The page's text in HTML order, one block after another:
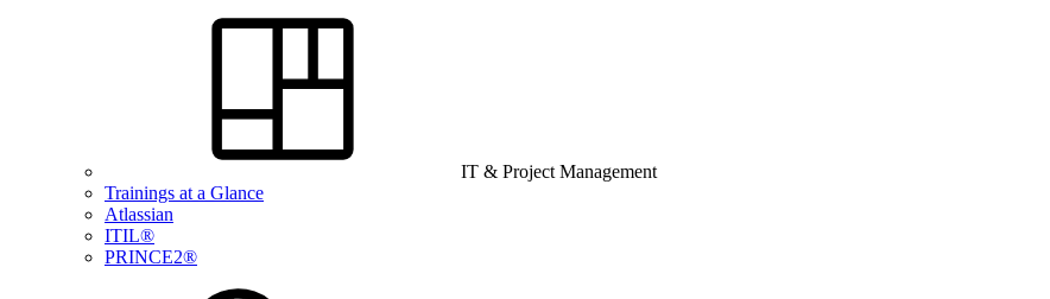
IT & Project Management
Trainings at a Glance
Atlassian
ITIL®
PRINCE2®